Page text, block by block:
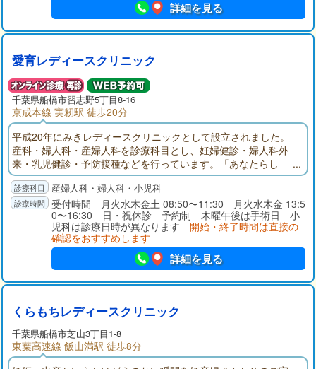
詳細を見る
愛育レディースクリニック
千葉県船橋市習志野5丁目8-16
京成本線 実籾駅 徒歩20分
平成20年にみきレディースクリニックとして設立されました。
産科・婦人科・産婦人科を診療科目とし、妊婦健診・婦人科外
来・乳児健診・予防接種などを行っています。「あなたらし
さ」を大切に、女性のためのクリニックのあり方を日々探求し
ています。出来る限り自然な分娩が行えるよう環境を整え、素
晴らしい出産となるように心を込めてサポートいたします。
産婦人科・婦人科・小児科
受付時間 月火水木金土 08:50〜11:30 月火水木金 13:5
0〜16:30 日・祝休診 予約制 木曜午後は手術日 小
児科は診療日時が異なります 開始・終了時間は直接の
確認をおすすめします
詳細を見る
くらもちレディースクリニック
千葉県船橋市芝山3丁目1-8
東葉高速線 飯山満駅 徒歩8分